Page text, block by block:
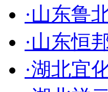
·山东鲁
·山东恒
·湖北宜